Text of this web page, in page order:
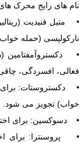
نام های رایج محرک های
• متیل فنیدیت
نارکولپسی (حمله
• دکستروآمفتامین
فعالی، افسردگی،
• دکستروستات: برای
خواب) تجویز می شود.
• دسوکسین: برای
• پروسنترا: برای